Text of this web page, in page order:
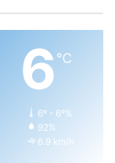
6 ℃
6º - 6º%
92%
6.9 km/h